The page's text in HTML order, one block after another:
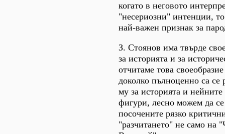
когато в неговото
"несериозни" интенции,
най-важен признак за
З. Стоянов има твърде
за историята и за
отчитаме това
доколко пълноценно са се
му за историята и
фигури, лесно можем да
посочените рязко
"разчитането" не само на